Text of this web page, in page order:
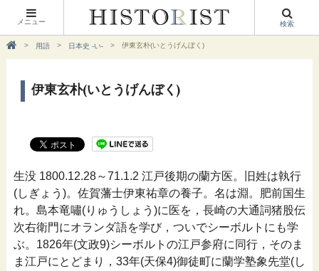
メニュー 検索
用語 日本史 -い- 伊東玄朴(いとうげんぼく)
伊東玄朴(いとうげんぼく)
生没 1800.12.28～71.1.2 江戸後期の蘭方医。旧姓は執行
(しぎょう)。佐賀藩士伊東祐章の養子。名は淵。肥前国生
れ。島本竜嘯(りゅうしょう)に医を，長崎の大通詞猪股伝
次右衛門にオランダ語を学び，ついでシーボルトにも学
ぶ。1826年(文政9)シーボルトの江戸参府に同行，そのま
ま江戸にとどまり，33年(天保4)御徒町に蘭学塾象先堂(し